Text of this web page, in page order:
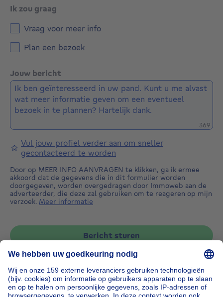
Ik zou graag
Vraag voor meer info
Plan een bezoek
Jouw bericht
369
Vul jouw profiel verder aan om sneller
gecontacteerd te worden
Door op MEER INFO AANVRAGEN te klikken, ga ik ermee
akkoord dat de gegevens die in dit formulier worden
doorgegeven, worden overgedragen door Immoweb aan de
adverteerder, die deze zal gebruiken om te reageren op mijn
verzoek. Meer informatie
Bericht sturen